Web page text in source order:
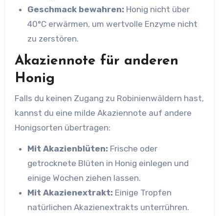
Geschmack bewahren: Honig nicht über
40°C erwärmen, um wertvolle Enzyme nicht
zu zerstören.
Akaziennote für anderen
Honig
Falls du keinen Zugang zu Robinienwäldern hast,
kannst du eine milde Akaziennote auf andere
Honigsorten übertragen:
Mit Akazienblüten: Frische oder
getrocknete Blüten in Honig einlegen und
einige Wochen ziehen lassen.
Mit Akazienextrakt: Einige Tropfen
natürlichen Akazienextrakts unterrühren.